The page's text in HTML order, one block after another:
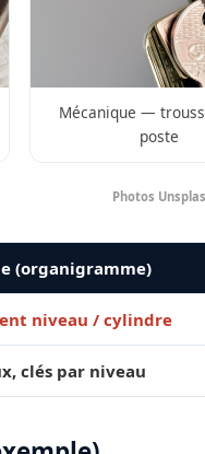
Mécanique —
poste
Photos
(organigramme)
niveau / cylindre
clés par niveau